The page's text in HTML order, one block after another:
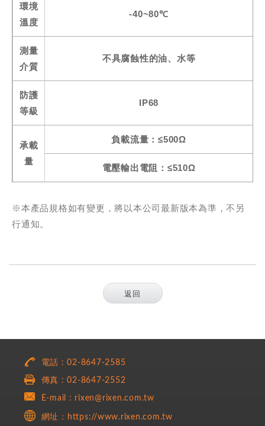
環境
溫度
-40~80℃
測量
介質
不具腐蝕性的油、水等
防護
等級
IP68
承載
量
負載流量：≤500Ω
電壓輸出電阻：≤510Ω
※本產品規格如有變更，將以本公司最新版本為準，不另
行通知。
返回
電話 : 02-8647-2585
傳真 : 02-8647-2552
E-mail : rixen@rixen.com.tw
網址：https://www.rixen.com.tw